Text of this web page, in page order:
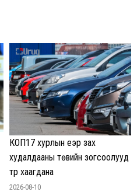
КОП17 хурлын үеэр зах
худалдааны төвийн зогсоолууд
түр хаагдана
2026-08-10